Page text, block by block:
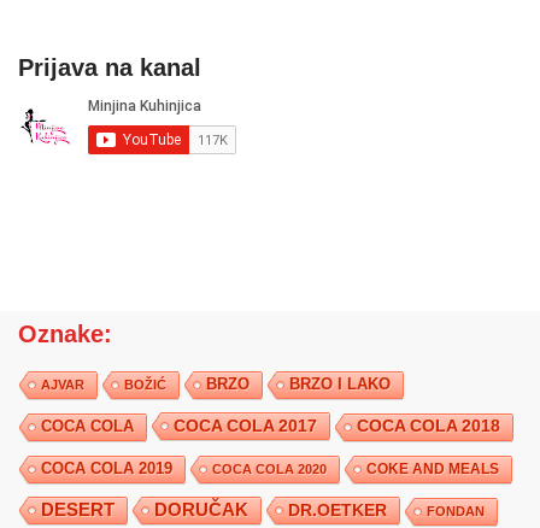
Prijava na kanal
Oznake:
AJVAR BOŽIĆ BRZO BRZO I LAKO
COCA COLA COCA COLA 2017 COCA COLA 2018
COCA COLA 2019 COCA COLA 2020 COKE AND MEALS
DESERT DORUČAK DR.OETKER FONDAN